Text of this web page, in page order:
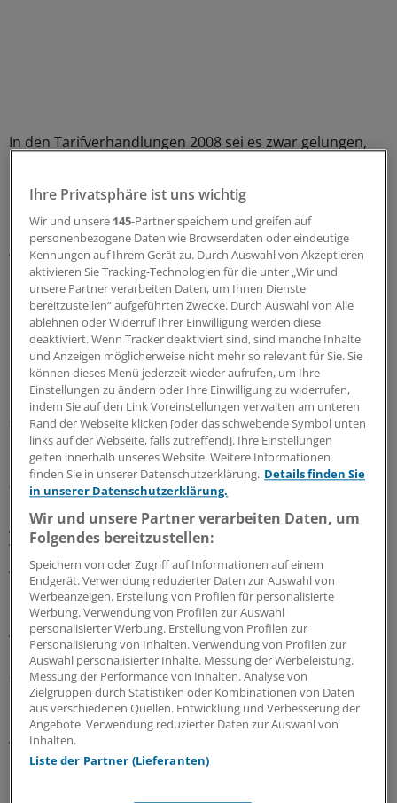
In den Tarifverhandlungen 2008 sei es zwar gelungen,
Gehältern der Klinikärzte "wenigstens teilweise zu
kompensieren". Damals hatten sich Arbeitgeber und
Gewerkschaft auf im Schnitt 3,8 Prozent mehr Geld
geeinigt. Von einer "wirklich leistungsgerechten
Bezahlung" ärztlicher Arbeit seien die kommunalen
Kliniken aber noch immer meilenweit entfernt, sagte
Henke.
Besonders deutlich zeige sich das am Beispiel der
Bereitschaftsdienste, sagte MB-Tarifexperte Lutz
Hammerschlag. Bislang sei die Vergütung für die
anstrengenden Dienste, die in der Regel 24 Stunden am
Stück dauern - acht Stunden Vollarbeit und 16 Stunden
Bereitschaftsdienst -, "absolut unverhältnismäßig". Ein
Zuschlag für einen Nachtdienst von 1,28 Euro brutto je
Stunde komme einem "Tritt in den Hintern" der Ärzte
gleich, so Hammerschlag. "Hier wollen wir endlich eine
vernünftige Bezahlung." Bereitschaftsdienst dürfe für
Ärzte nicht länger ein "Nullsummenspiel" sein.
Leicht würden die Tarifgespräche mit den kommunalen
Arbeitgebern, die am Montag in Frankfurt am Main
beginnen, nicht, betonte Hammerschlag. "Ich erwarte
ausgesprochen schwierige Verhandlungen." Die Kliniken
seien aber gut beraten, auf die Forderungen der Ärzte
einzugehen. Denn ohne eine Verbesserung der
Arbeitsbedingungen im Krankenhaus lasse sich der
Mangel an Klinikärzten langfristig nicht beheben.
Ihre Privatsphäre ist uns wichtig
Wir und unsere 145-Partner speichern und greifen auf
personenbezogene Daten wie Browserdaten oder eindeutige
Kennungen auf Ihrem Gerät zu. Durch Auswahl von Akzeptieren
aktivieren Sie Tracking-Technologien für die unter „Wir und
unsere Partner verarbeiten Daten, um Ihnen Dienste
bereitzustellen“ aufgeführten Zwecke. Durch Auswahl von Alle
ablehnen oder Widerruf Ihrer Einwilligung werden diese
deaktiviert. Wenn Tracker deaktiviert sind, sind manche Inhalte
und Anzeigen möglicherweise nicht mehr so relevant für Sie. Sie
können dieses Menü jederzeit wieder aufrufen, um Ihre
Einstellungen zu ändern oder Ihre Einwilligung zu widerrufen,
indem Sie auf den Link Voreinstellungen verwalten am unteren
Rand der Webseite klicken [oder das schwebende Symbol unten
links auf der Webseite, falls zutreffend]. Ihre Einstellungen
gelten innerhalb unseres Website. Weitere Informationen
finden Sie in unserer Datenschutzerklärung. Details finden Sie
in unserer Datenschutzerklärung.
Wir und unsere Partner verarbeiten Daten, um
Folgendes bereitzustellen:
Speichern von oder Zugriff auf Informationen auf einem
Endgerät. Verwendung reduzierter Daten zur Auswahl von
Werbeanzeigen. Erstellung von Profilen für personalisierte
Werbung. Verwendung von Profilen zur Auswahl
personalisierter Werbung. Erstellung von Profilen zur
Personalisierung von Inhalten. Verwendung von Profilen zur
Auswahl personalisierter Inhalte. Messung der Werbeleistung.
Messung der Performance von Inhalten. Analyse von
Zielgruppen durch Statistiken oder Kombinationen von Daten
aus verschiedenen Quellen. Entwicklung und Verbesserung der
Angebote. Verwendung reduzierter Daten zur Auswahl von
Inhalten.
Liste der Partner (Lieferanten)